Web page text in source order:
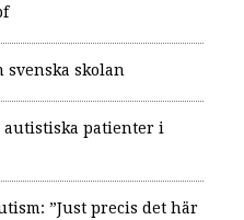
svenska skolan
autistiska patienter i
”Just precis det här